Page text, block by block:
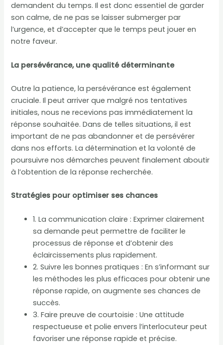
demandent du temps. Il est donc essentiel de garder
son calme, de ne pas se laisser submerger par
l’urgence, et d’accepter que le temps peut jouer en
notre faveur.
La persévérance, une qualité déterminante
Outre la patience, la persévérance est également
cruciale. Il peut arriver que malgré nos tentatives
initiales, nous ne recevions pas immédiatement la
réponse souhaitée. Dans de telles situations, il est
important de ne pas abandonner et de persévérer
dans nos efforts. La détermination et la volonté de
poursuivre nos démarches peuvent finalement aboutir
à l’obtention de la réponse recherchée.
Stratégies pour optimiser ses chances
1. La communication claire : Exprimer clairement
sa demande peut permettre de faciliter le
processus de réponse et d’obtenir des
éclaircissements plus rapidement.
2. Suivre les bonnes pratiques : En s’informant sur
les méthodes les plus efficaces pour obtenir une
réponse rapide, on augmente ses chances de
succès.
3. Faire preuve de courtoisie : Une attitude
respectueuse et polie envers l’interlocuteur peut
favoriser une réponse rapide et précise.